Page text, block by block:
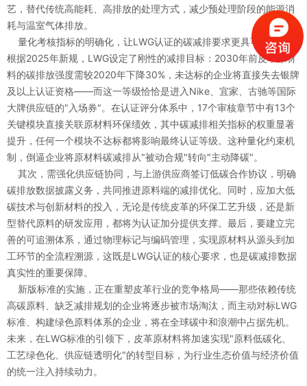
艺，替代传统高能耗、高排放的处理方式，减少预处理阶段的能源消
耗与温室气体排放。
量化考核指标的明确化，让LWG认证的碳减排要求更具可操作性。
根据2025年新规，LWG设定了刚性的减排目标：2030年前皮革原材
料的碳排放强度需较2020年下降30%，未达标的企业将直接失去银牌
及以上认证资格——而这一等级恰恰是进入Nike、宜家、古驰等国际
大牌供应链的"入场券"。在认证评分体系中，17个审核章节中有13个
关键模块直接关联原材料环保绩效，其中碳减排相关指标的权重显著
提升，任何一个模块不达标都将影响最终认证等级。这种量化约束机
制，倒逼企业将原材料碳减排从"被动合规"转向"主动降碳"。
其次，需强化供应链协同，与上游供应商签订低碳合作协议，明确
碳排放数据披露义务，共同推进原料端的减排优化。同时，应加大低
碳技术与创新材料的投入，无论是传统皮革的环保工艺升级，还是新
型替代原料的研发应用，都将为认证加分提供支撑。最后，要建立完
善的可追溯体系，通过物理标记与编码管理，实现原材料从源头到加
工环节的全流程溯源，这既是LWG认证的核心要求，也是碳减排数据
真实性的重要保障。
新版标准的实施，正在重塑皮革行业的竞争格局——那些依赖传统
高碳原料、缺乏减排规划的企业将逐步被市场淘汰，而主动对标LWG
标准、构建绿色原料体系的企业，将在全球碳中和浪潮中占据先机。
未来，在LWG标准的引领下，皮革原材料将加速实现"原料低碳化、
工艺绿色化、供应链透明化"的转型目标，为行业生态价值与经济价值
的统一注入持续动力。
0
0
1
2
3
5
6
0
1
2
3
4
6
7
0
1